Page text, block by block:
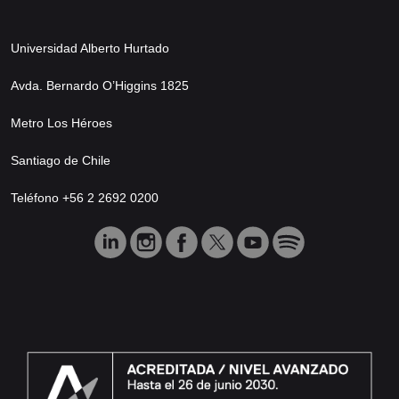
Universidad Alberto Hurtado
Avda. Bernardo O’Higgins 1825
Metro Los Héroes
Santiago de Chile
Teléfono +56 2 2692 0200